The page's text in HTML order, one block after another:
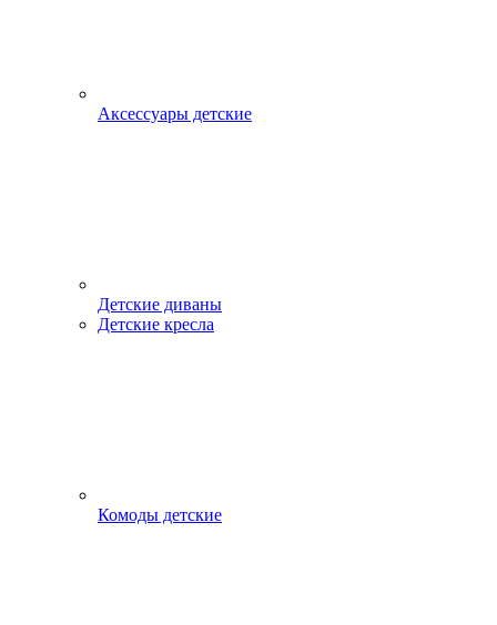
Аксессуары детские
Детские диваны
Детские кресла
Комоды детские